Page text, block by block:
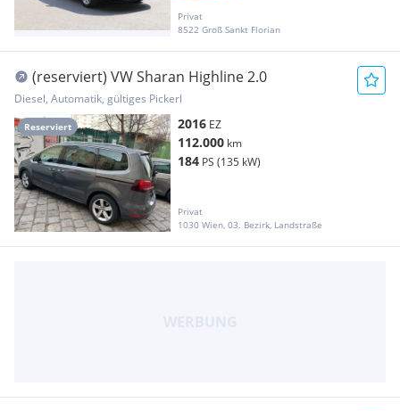
Privat
8522 Groß Sankt Florian
Reserviert
(reserviert) VW Sharan Highline 2.0
Diesel, Automatik, gültiges Pickerl
2016 EZ
112.000 km
184 PS (135 kW)
Privat
1030 Wien, 03. Bezirk, Landstraße